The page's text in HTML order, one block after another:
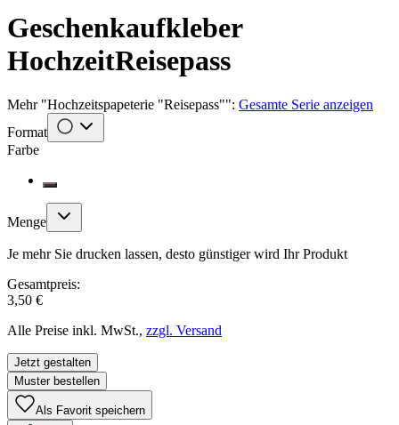
Geschenkaufkleber
HochzeitReisepass
Mehr"Hochzeitspapeterie "Reisepass"": Gesamte Serie anzeigen
Format
Farbe
Menge
Je mehr Sie drucken lassen, desto günstiger wird Ihr Produkt
Gesamtpreis:
3,50 €
Alle Preise inkl. MwSt., zzgl. Versand
Jetzt gestalten
Muster bestellen
Als Favorit speichern